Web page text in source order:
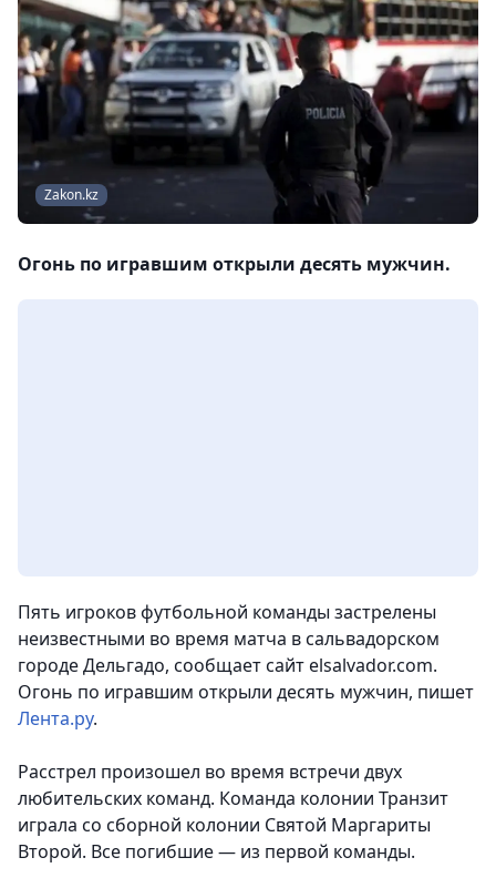
Zakon.kz
Огонь по игравшим открыли десять мужчин.
Пять игроков футбольной команды застрелены
неизвестными во время матча в сальвадорском
городе Дельгадо, сообщает сайт elsalvador.com.
Огонь по игравшим открыли десять мужчин, пишет
Лента.ру.
Расстрел произошел во время встречи двух
любительских команд. Команда колонии Транзит
играла со сборной колонии Святой Маргариты
Второй. Все погибшие — из первой команды.